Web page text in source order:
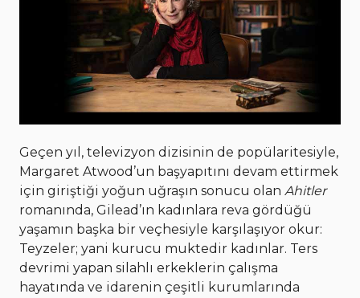
Geçen yıl, televizyon dizisinin de popülaritesiyle,
Margaret Atwood’un başyapıtını devam ettirmek
için giriştiği yoğun uğraşın sonucu olan Ahitler
romanında, Gilead’ın kadınlara reva gördüğü
yaşamın başka bir veçhesiyle karşılaşıyor okur:
Teyzeler; yani kurucu muktedir kadınlar. Ters
devrimi yapan silahlı erkeklerin çalışma
hayatında ve idarenin çeşitli kurumlarında